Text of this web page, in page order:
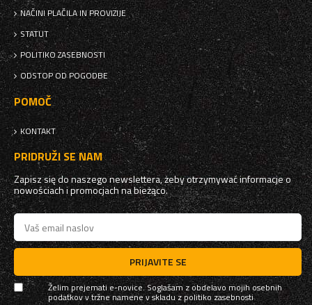
NAČINI PLAČILA IN PROVIZIJE
STATUT
POLITIKO ZASEBNOSTI
ODSTOP OD POGODBE
POMOČ
KONTAKT
PRIDRUŽI SE NAM
Zapisz się do naszego newslettera, żeby otrzymywać informacje o
nowościach i promocjach na bieżąco.
PRIJAVITE SE
Želim prejemati e-novice. Soglašam z obdelavo mojih osebnih
podatkov v tržne namene v skladu zpolitiko zasebnosti